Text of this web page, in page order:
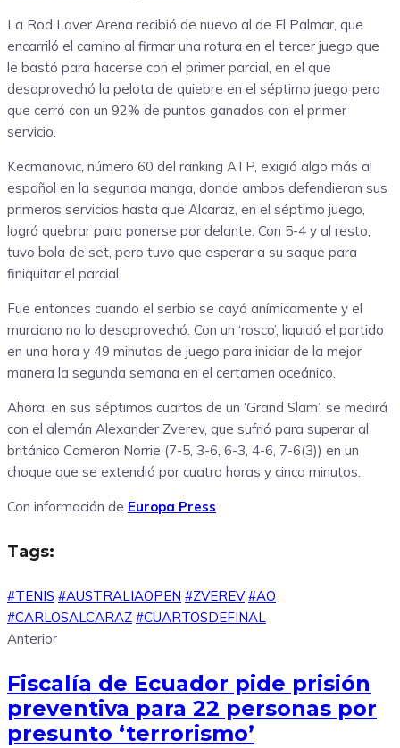
La Rod Laver Arena recibió de nuevo al de El Palmar, que
encarriló el camino al firmar una rotura en el tercer juego que
le bastó para hacerse con el primer parcial, en el que
desaprovechó la pelota de quiebre en el séptimo juego pero
que cerró con un 92% de puntos ganados con el primer
servicio.
Kecmanovic, número 60 del ranking ATP, exigió algo más al
español en la segunda manga, donde ambos defendieron sus
primeros servicios hasta que Alcaraz, en el séptimo juego,
logró quebrar para ponerse por delante. Con 5-4 y al resto,
tuvo bola de set, pero tuvo que esperar a su saque para
finiquitar el parcial.
Fue entonces cuando el serbio se cayó anímicamente y el
murciano no lo desaprovechó. Con un ‘rosco’, liquidó el partido
en una hora y 49 minutos de juego para iniciar de la mejor
manera la segunda semana en el certamen oceánico.
Ahora, en sus séptimos cuartos de un ‘Grand Slam’, se medirá
con el alemán Alexander Zverev, que sufrió para superar al
británico Cameron Norrie (7-5, 3-6, 6-3, 4-6, 7-6(3)) en un
choque que se extendió por cuatro horas y cinco minutos.
Con información de Europa Press
Tags:
#TENIS #AUSTRALIAOPEN #ZVEREV #AO
#CARLOSALCARAZ #CUARTOSDEFINAL
Anterior
Fiscalía de Ecuador pide prisión
preventiva para 22 personas por
presunto ‘terrorismo’